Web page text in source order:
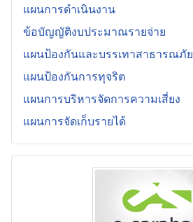
แผนการดำเนินงาน
ข้อบัญญัติงบประมาณรายจ่าย
แผนป้องกันและบรรเทาสาธารณภัย
แผนป้องกันการทุจริต
แผนการบริหารจัดการความเสี่ยง
แผนการจัดเก็บรายได้